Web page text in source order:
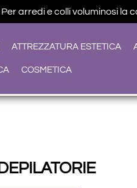
arredi e colli voluminosi la
ATTREZZATURA ESTETICA
COSMETICA